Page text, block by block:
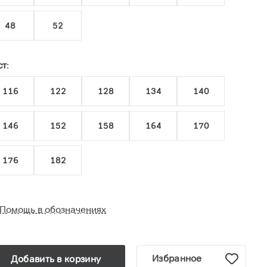
48 52
116 122 128 134 140
146 152 158 164 170
176 182
Помощь в обозначениях
Добавить в корзину Избранное